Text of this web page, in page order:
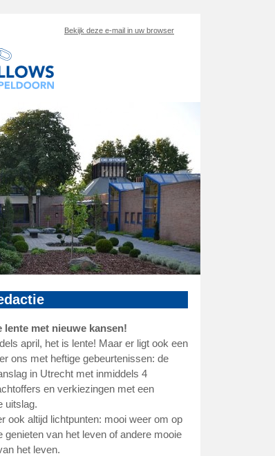
Bekijk deze e-mail in uw browser
lente met nieuwe kansen!
april, het is lente! Maar er ligt ook een
ons met heftige gebeurtenissen: de
in Utrecht met inmiddels 4
en verkiezingen met een
uitslag.
ook altijd lichtpunten: mooi weer om op
genieten van het leven of andere mooie
het leven.